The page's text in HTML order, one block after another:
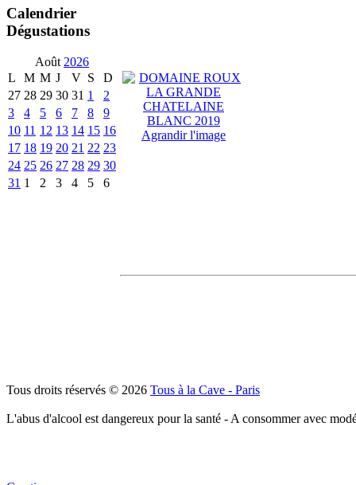
Calendrier
Dégustations
Août 2026
L
M M J V S
D
27 28 29 30 31 1
2
3
4 5 6 7 8
9
10 11 12 13 14 15 16
17 18 19 20 21 22 23
24 25 26 27 28 29 30
31 1 2 3 4 5 6
Agrandir l'image
Tous droits réservés © 2026 Tous à la Cave - Paris
L'abus d'alcool est dangereux pour la santé - A consommer avec